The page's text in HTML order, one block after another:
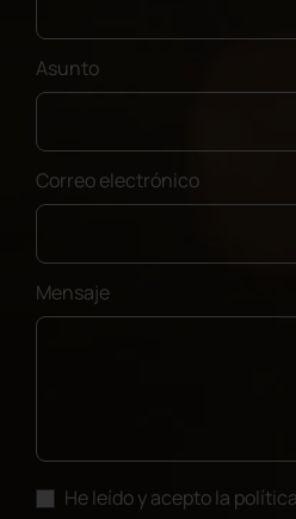
Asunto
Correo electrónico
Mensaje
He leído y acepto la